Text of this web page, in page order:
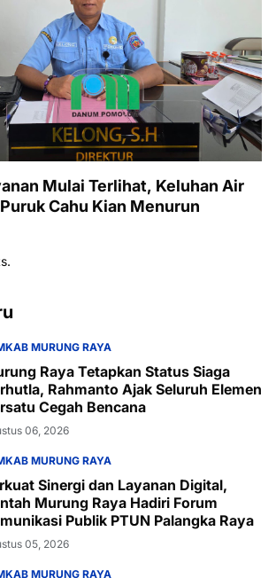
Mulai Terlihat, Keluhan Air
Cahu Kian Menurun
MURUNG RAYA
Raya Tetapkan Status Siaga
Rahmanto Ajak Seluruh Elemen
Cegah Bencana
06, 2026
MURUNG RAYA
Sinergi dan Layanan Digital,
Murung Raya Hadiri Forum
Publik PTUN Palangka Raya
05, 2026
MURUNG RAYA